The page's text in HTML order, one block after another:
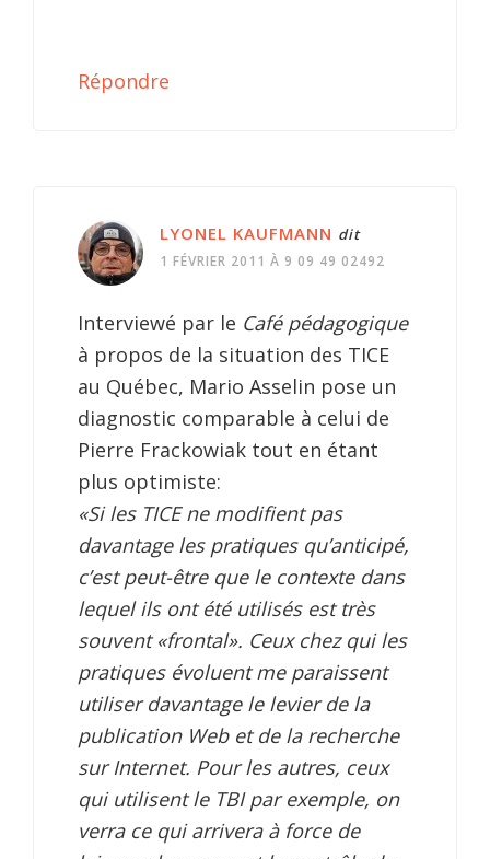
Répondre
LYONEL KAUFMANN dit
1 FÉVRIER 2011 À 9 09 49 02492
Interviewé par le Café pédagogique
à propos de la situation des TICE
au Québec, Mario Asselin pose un
diagnostic comparable à celui de
Pierre Frackowiak tout en étant
plus optimiste:
«Si les TICE ne modifient pas
davantage les pratiques qu’anticipé,
c’est peut-être que le contexte dans
lequel ils ont été utilisés est très
souvent «frontal». Ceux chez qui les
pratiques évoluent me paraissent
utiliser davantage le levier de la
publication Web et de la recherche
sur Internet. Pour les autres, ceux
qui utilisent le TBI par exemple, on
verra ce qui arrivera à force de